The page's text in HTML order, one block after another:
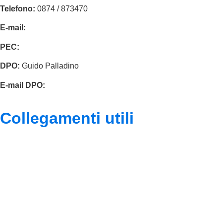
Telefono: 0874 / 873470
E-mail:
PEC:
DPO: Guido Palladino
E-mail DPO:
Collegamenti utili